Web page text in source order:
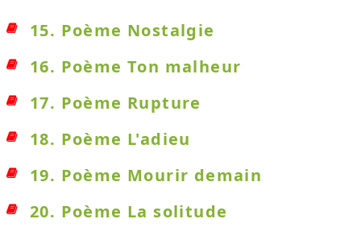
15. Poème Nostalgie
16. Poème Ton malheur
17. Poème Rupture
18. Poème L'adieu
19. Poème Mourir demain
20. Poème La solitude